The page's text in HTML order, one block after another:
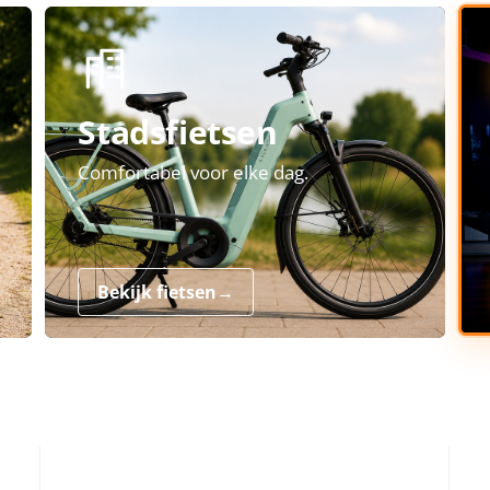
Stadsfietsen
Comfortabel voor elke dag.
Bekijk fietsen→